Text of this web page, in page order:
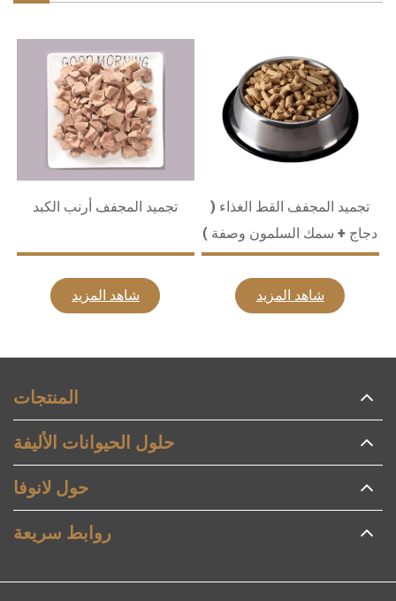
تجميد المجفف أرنب الكبد
شاهد المزيد
تجميد المجفف القط الغذاء (
دجاج + سمك السلمون وصفة )
شاهد المزيد
المنتجات
حلول الحيوانات الأليفة
حول لانوفا
روابط سريعة